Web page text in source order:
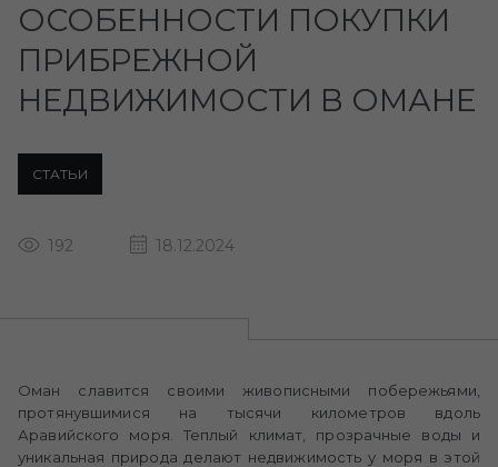
ОСОБЕННОСТИ ПОКУПКИ
ПРИБРЕЖНОЙ
НЕДВИЖИМОСТИ В ОМАНЕ
СТАТЬИ
192 18.12.2024
Оман славится своими живописными побережьями,
протянувшимися на тысячи километров вдоль
Аравийского моря. Теплый климат, прозрачные воды и
уникальная природа делают недвижимость у моря в этой